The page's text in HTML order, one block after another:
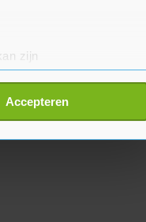
zijn
Accepteren